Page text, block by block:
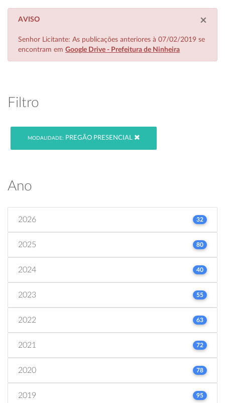
×
AVISO
Senhor Licitante: As publicações anteriores à 07/02/2019 se
encontram em Google Drive - Prefeitura de Ninheira
Filtro
MODALIDADE: PREGÃO PRESENCIAL
Ano
2026 32
2025 80
2024 40
2023 55
2022 63
2021 72
2020 78
2019 95